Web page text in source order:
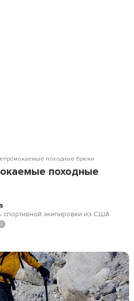
походные брюки
походные
спортивной экипировки из США